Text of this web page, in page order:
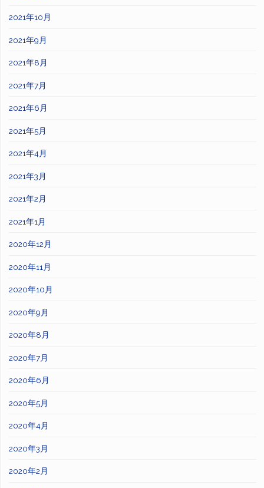
2021年10月
2021年9月
2021年8月
2021年7月
2021年6月
2021年5月
2021年4月
2021年3月
2021年2月
2021年1月
2020年12月
2020年11月
2020年10月
2020年9月
2020年8月
2020年7月
2020年6月
2020年5月
2020年4月
2020年3月
2020年2月